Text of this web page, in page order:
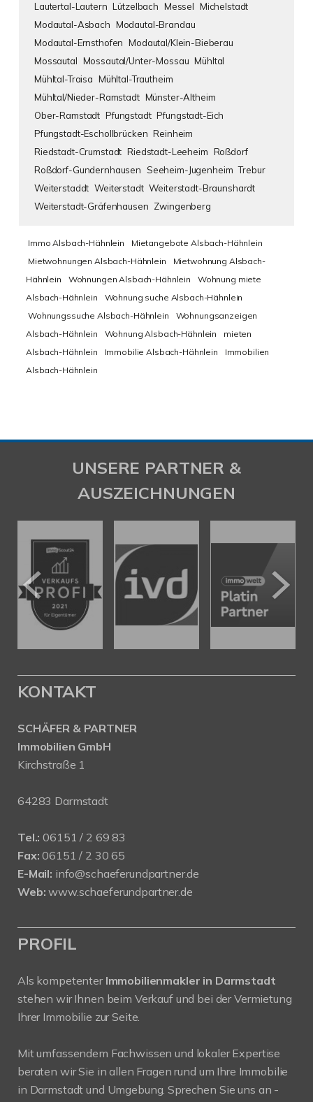
Lautertal-Lautern Lützelbach Messel Michelstadt
Modautal-Asbach Modautal-Brandau
Modautal-Ernsthofen Modautal/Klein-Bieberau
Mossautal Mossautal/Unter-Mossau Mühltal
Mühltal-Traisa Mühltal-Trautheim
Mühltal/Nieder-Ramstadt Münster-Altheim
Ober-Ramstadt Pfungstadt Pfungstadt-Eich
Pfungstadt-Eschollbrücken Reinheim
Riedstadt-Crumstadt Riedstadt-Leeheim Roßdorf
Roßdorf-Gundernhausen Seeheim-Jugenheim Trebur
Weiterstaddt Weiterstadt Weiterstadt-Braunshardt
Weiterstadt-Gräfenhausen Zwingenberg
Immo Alsbach-Hähnlein
Mietangebote Alsbach-Hähnlein
Mietwohnungen Alsbach-Hähnlein
Mietwohnung Alsbach-
Hähnlein
Wohnungen Alsbach-Hähnlein
Wohnung miete
Alsbach-Hähnlein
Wohnung suche Alsbach-Hähnlein
Wohnungssuche Alsbach-Hähnlein
Wohnungsanzeigen
Alsbach-Hähnlein
Wohnung Alsbach-Hähnlein
mieten
Alsbach-Hähnlein
Immobilie Alsbach-Hähnlein
Immobilien
Alsbach-Hähnlein
UNSERE PARTNER &
AUSZEICHNUNGEN
KONTAKT
SCHÄFER & PARTNER
Immobilien GmbH
Kirchstraße 1
64283 Darmstadt
Tel.: 06151 / 2 69 83
Fax: 06151 / 2 30 65
E-Mail: info@schaeferundpartner.de
Web: www.schaeferundpartner.de
PROFIL
Als kompetenter Immobilienmakler in Darmstadt
stehen wir Ihnen beim Verkauf und bei der Vermietung
Ihrer Immobilie zur Seite.
Mit umfassendem Fachwissen und lokaler Expertise
beraten wir Sie in allen Fragen rund um Ihre Immobilie
in Darmstadt und Umgebung. Sprechen Sie uns an -